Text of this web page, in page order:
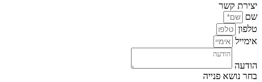
יצירת קשר
שם
טלפון
אימייל
הודעה
בחר נושא פנייה